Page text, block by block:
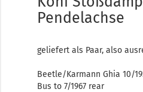
Pendelachse
geliefert als Paar, also
Beetle/Karmann Ghia 10/
Bus to 7/1967 rear